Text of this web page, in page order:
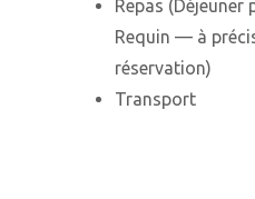
Repas (Déjeuner
Requin — à
réservation)
Transport